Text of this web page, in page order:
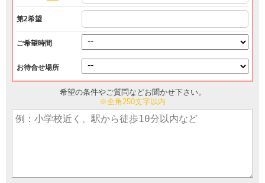
第2希望
ご希望時間
お待合せ場所
希望の条件やご質問などお聞かせ下さい。
※全角250文字以内